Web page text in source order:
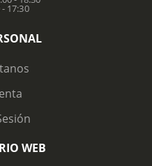
17:30
WEB